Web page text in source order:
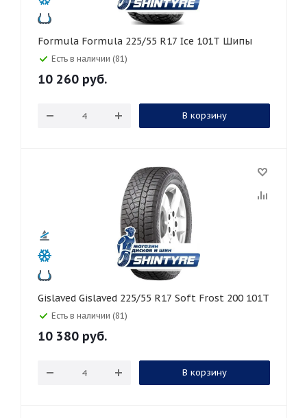
Formula Formula 225/55 R17 Ice 101T Шипы
Есть в наличии (81)
10 260 руб.
В корзину
Gislaved Gislaved 225/55 R17 Soft Frost 200 101T
Есть в наличии (81)
10 380 руб.
В корзину